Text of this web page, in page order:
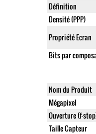
Définition
Densité (PPP)
Propriété Ecran
Bits par
Nom du Produit
Mégapixel
Ouverture (f-
Taille Capteur